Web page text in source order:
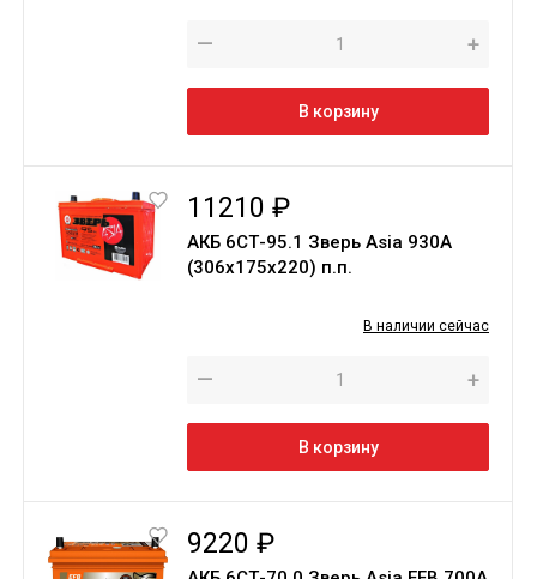
— +
В корзину
11210 ₽
АКБ 6СТ-95.1 Зверь Asia 930A
(306х175х220) п.п.
В наличии сейчас
— +
В корзину
9220 ₽